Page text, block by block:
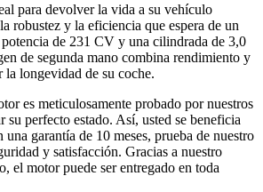
para devolver la vida a su vehículo
robustez y la eficiencia que espera de un
de 231 CV y una cilindrada de 3,0
de segunda mano combina rendimiento y
la longevidad de su coche.
es meticulosamente probado por nuestros
su perfecto estado. Así, usted se beneficia
garantía de 10 meses, prueba de nuestro
y satisfacción. Gracias a nuestro
el motor puede ser entregado en toda